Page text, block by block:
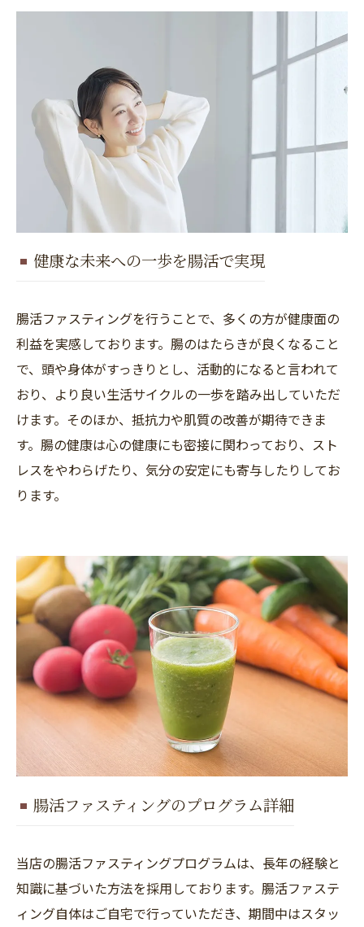
健康な未来への一歩を腸活で実現
腸活ファスティングを行うことで、多くの方が健康面の
利益を実感しております。腸のはたらきが良くなること
で、頭や身体がすっきりとし、活動的になると言われて
おり、より良い生活サイクルの一歩を踏み出していただ
けます。そのほか、抵抗力や肌質の改善が期待できま
す。腸の健康は心の健康にも密接に関わっており、スト
レスをやわらげたり、気分の安定にも寄与したりしてお
ります。
腸活ファスティングのプログラム詳細
当店の腸活ファスティングプログラムは、長年の経験と
知識に基づいた方法を採用しております。腸活ファステ
ィング自体はご自宅で行っていただき、期間中はスタッ